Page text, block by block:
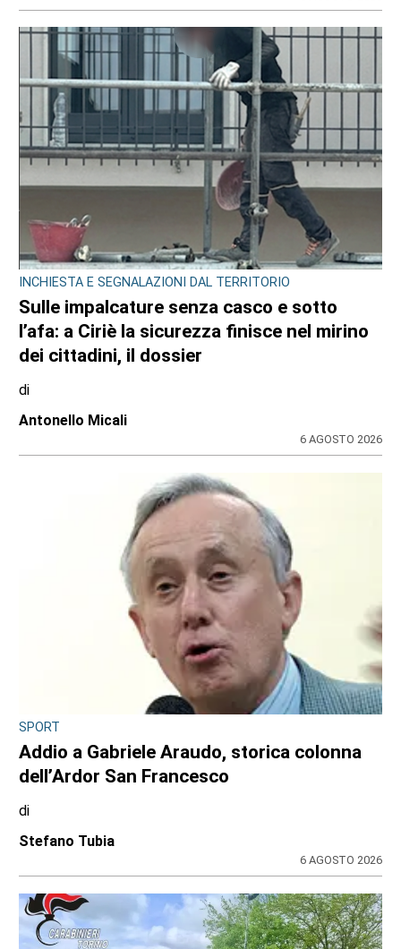
INCHIESTA E SEGNALAZIONI DAL TERRITORIO
Sulle impalcature senza casco e sotto
l’afa: a Ciriè la sicurezza finisce nel mirino
dei cittadini, il dossier
di
Antonello Micali
6 AGOSTO 2026
SPORT
Addio a Gabriele Araudo, storica colonna
dell’Ardor San Francesco
di
Stefano Tubia
6 AGOSTO 2026